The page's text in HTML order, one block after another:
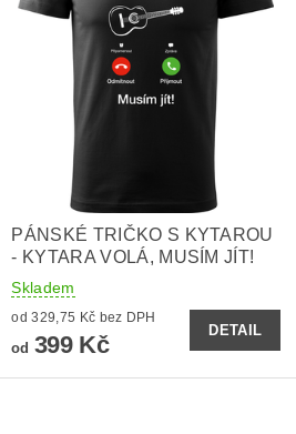
PÁNSKÉ TRIČKO S KYTAROU
- KYTARA VOLÁ, MUSÍM JÍT!
Skladem
od 329,75 Kč bez DPH
od 399 Kč
DETAIL